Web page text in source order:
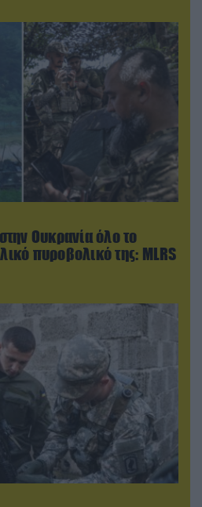
Ουκρανία όλο το
πυροβολικό της: MLRS